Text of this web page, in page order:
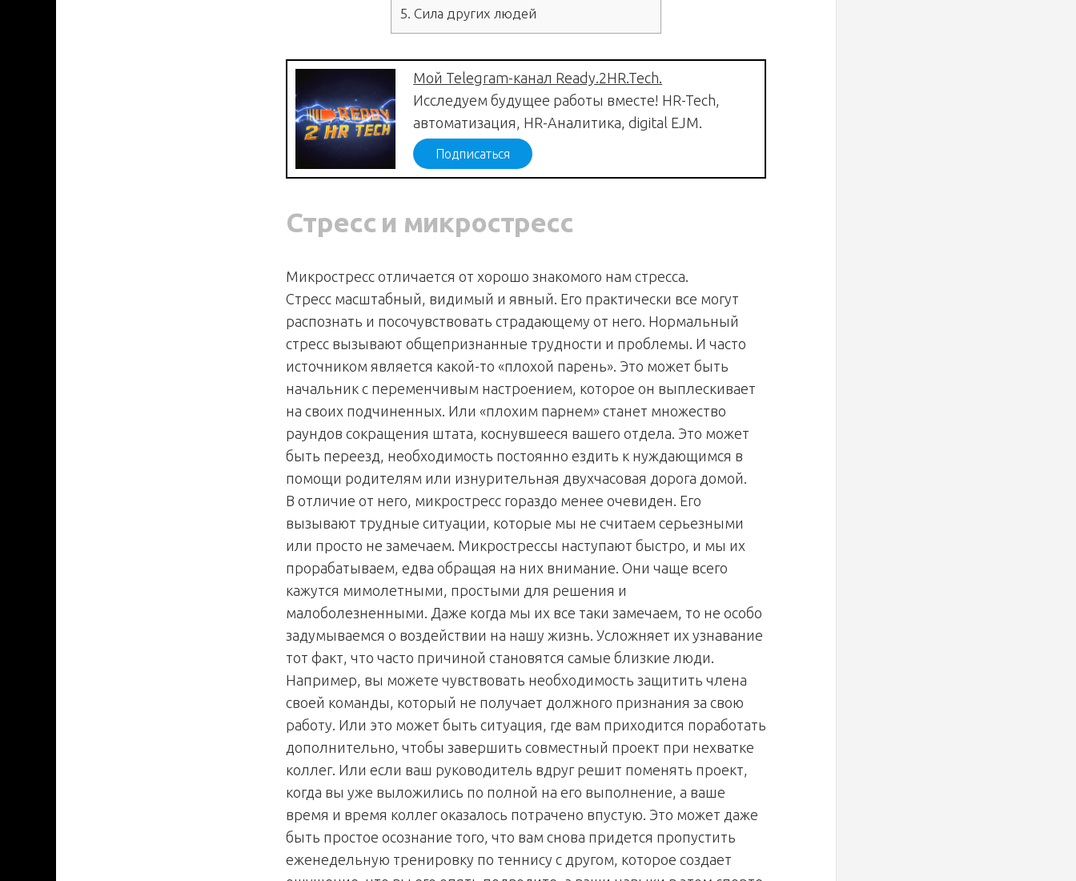
5. Сила других людей
Мой Telegram-канал Ready.2HR.Tech.
Исследуем будущее работы вместе! HR-Tech,
автоматизация, HR-Аналитика, digital EJM.
Подписаться
Стресс и микростресс
Микростресс отличается от хорошо знакомого нам стресса.
Стресс масштабный, видимый и явный. Его практически все могут
распознать и посочувствовать страдающему от него. Нормальный
стресс вызывают общепризнанные трудности и проблемы. И часто
источником является какой-то «плохой парень». Это может быть
начальник с переменчивым настроением, которое он выплескивает
на своих подчиненных. Или «плохим парнем» станет множество
раундов сокращения штата, коснувшееся вашего отдела. Это может
быть переезд, необходимость постоянно ездить к нуждающимся в
помощи родителям или изнурительная двухчасовая дорога домой.
В отличие от него, микростресс гораздо менее очевиден. Его
вызывают трудные ситуации, которые мы не считаем серьезными
или просто не замечаем. Микрострессы наступают быстро, и мы их
прорабатываем, едва обращая на них внимание. Они чаще всего
кажутся мимолетными, простыми для решения и
малоболезненными. Даже когда мы их все таки замечаем, то не особо
задумываемся о воздействии на нашу жизнь. Усложняет их узнавание
тот факт, что часто причиной становятся самые близкие люди.
Например, вы можете чувствовать необходимость защитить члена
своей команды, который не получает должного признания за свою
работу. Или это может быть ситуация, где вам приходится поработать
дополнительно, чтобы завершить совместный проект при нехватке
коллег. Или если ваш руководитель вдруг решит поменять проект,
когда вы уже выложились по полной на его выполнение, а ваше
время и время коллег оказалось потрачено впустую. Это может даже
быть простое осознание того, что вам снова придется пропустить
еженедельную тренировку по теннису с другом, которое создает